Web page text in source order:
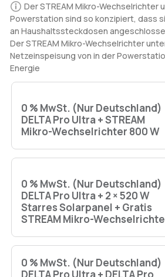
bitte den Anweisungen, um Ihre
zu prüfen, ob der Installationsservice in
ist. Falls der Installationsservice an
vorübergehend nicht verfügbar sein
dass alle damit verbundenen
zu tragen sind, der auch dafür
qualifizierten Elektriker in seiner
hier, um die Bedienungsanleitung des
zu lesen.
DELTA Pro Ultra Benutzerhandbuch >>
DELTA Pro Ultra Zubehör >>
Der STREAM Mikro-Wechselrichter
Powerstation sind so konzipiert, dass
an Haushaltssteckdosen
Der STREAM Mikro-Wechselrichter
Netzeinspeisung von in der
Energie
0 % MwSt. (Nur Deutschland)
DELTA Pro Ultra + STREAM
Mikro-Wechselrichter 800 W
0 % MwSt. (Nur Deutschland)
DELTA Pro Ultra + 2 × 520 W
Starres Solarpanel + Gratis
STREAM Mikro-
0 % MwSt. (Nur Deutschland)